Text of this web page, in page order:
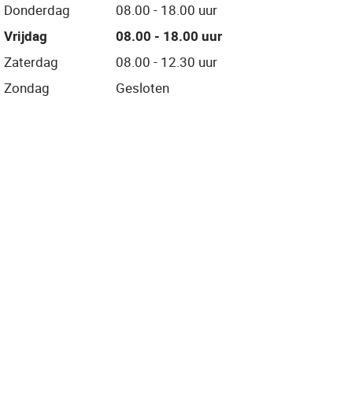
Donderdag
08.00 - 18.00 uur
Vrijdag
08.00 - 18.00 uur
Zaterdag
08.00 - 12.30 uur
Zondag
Gesloten